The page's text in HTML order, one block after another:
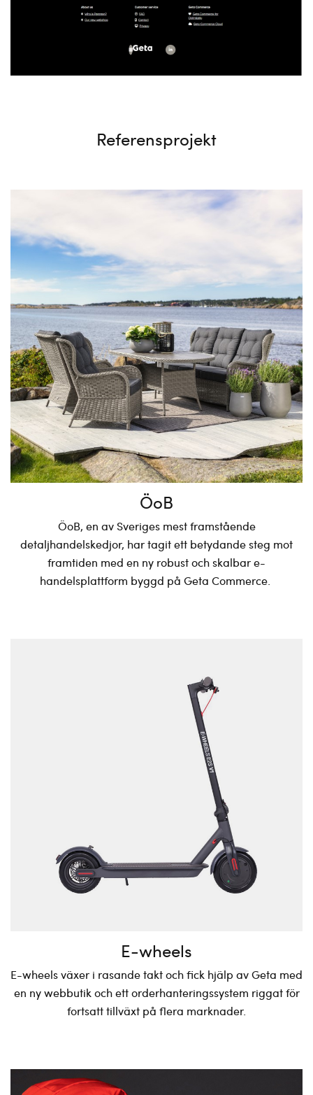
Referensprojekt
ÖoB
ÖoB, en av Sveriges mest framstående
detaljhandelskedjor, har tagit ett betydande steg mot
framtiden med en ny robust och skalbar e-
handelsplattform byggd på Geta Commerce.
E-wheels
E-wheels växer i rasande takt och fick hjälp av Geta med
en ny webbutik och ett orderhanteringssystem riggat för
fortsatt tillväxt på flera marknader.